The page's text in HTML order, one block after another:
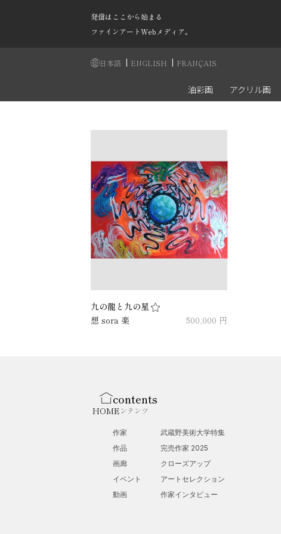
発信はここから始まる
ファインアートWebメディア。
日本語 | ENGLISH | FRANÇAIS
油彩画 アクリル画
九の龍と九の星
想 sora 楽
500,000 円
HOME
contents
コンテンツ
作家
作品
画廊
イベント
動画
武蔵野美術大学特集
完売作家 2025
クローズアップ
アートセレクション
作家インタビュー